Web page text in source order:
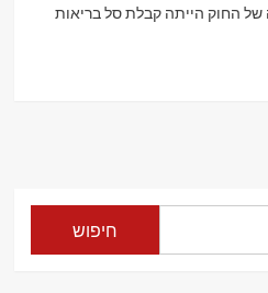
החוק הייתה קבלת סל בריאות
חיפוש